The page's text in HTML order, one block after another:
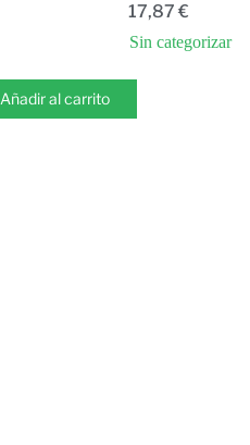
17,87 €
Sin categorizar
Añadir al carrito